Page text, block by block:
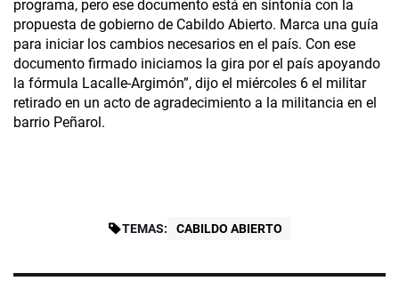
programa, pero ese documento está en sintonía con la
propuesta de gobierno de Cabildo Abierto. Marca una guía
para iniciar los cambios necesarios en el país. Con ese
documento firmado iniciamos la gira por el país apoyando
la fórmula Lacalle-Argimón”, dijo el miércoles 6 el militar
retirado en un acto de agradecimiento a la militancia en el
barrio Peñarol.
TEMAS: CABILDO ABIERTO